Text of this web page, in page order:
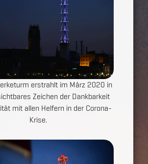
erstrahlt im März 2020 in
Zeichen der Dankbarkeit
mit allen Helfern in der Corona-
Krise.
for: